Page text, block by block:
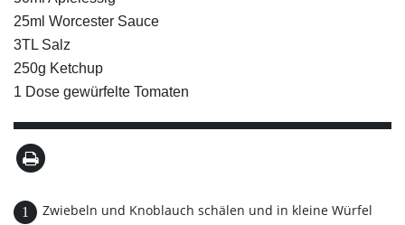
25ml Worcester Sauce
3TL Salz
250g Ketchup
1 Dose gewürfelte Tomaten
Zwiebeln und Knoblauch schälen und in kleine Würfel